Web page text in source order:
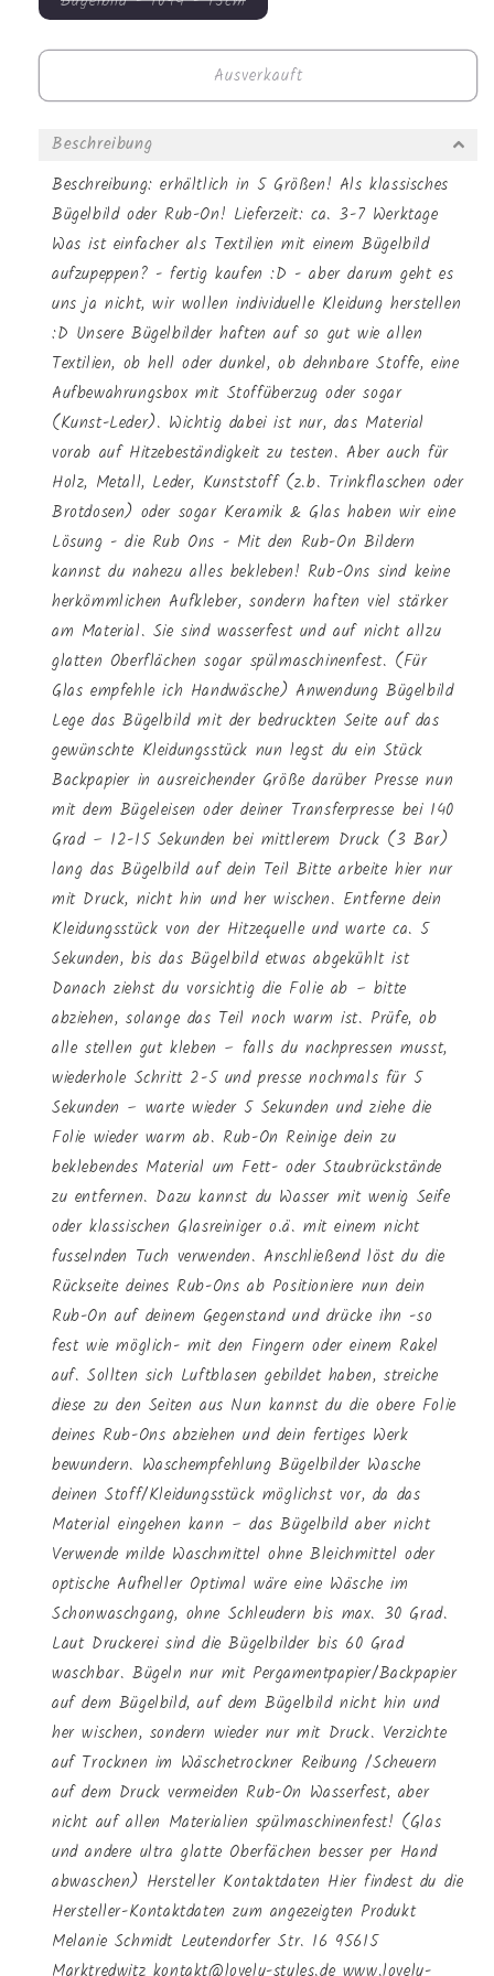
Bügelbild
1203
15cm
Bügelbild
1203
15cm
ausverkauft
nicht
verfügbar
Ausverkauft
Beschreibung
Beschreibung: erhältlich in 5 Größen! Als klassisches
Bügelbild oder Rub-On! Lieferzeit: ca. 3-7 Werktage
Was ist einfacher als Textilien mit einem Bügelbild
aufzupeppen? - fertig kaufen :D - aber darum geht es
uns ja nicht, wir wollen individuelle Kleidung herstellen
:D Unsere Bügelbilder haften auf so gut wie allen
Textilien, ob hell oder dunkel, ob dehnbare Stoffe, eine
Aufbewahrungsbox mit Stoffüberzug oder sogar
(Kunst-Leder). Wichtig dabei ist nur, das Material
vorab auf Hitzebeständigkeit zu testen. Aber auch für
Holz, Metall, Leder, Kunststoff (z.b. Trinkflaschen oder
Brotdosen) oder sogar Keramik & Glas haben wir eine
Lösung - die Rub Ons - Mit den Rub-On Bildern
kannst du nahezu alles bekleben! Rub-Ons sind keine
herkömmlichen Aufkleber, sondern haften viel stärker
am Material. Sie sind wasserfest und auf nicht allzu
glatten Oberflächen sogar spülmaschinenfest. (Für
Glas empfehle ich Handwäsche) Anwendung Bügelbild
Lege das Bügelbild mit der bedruckten Seite auf das
gewünschte Kleidungsstück nun legst du ein Stück
Backpapier in ausreichender Größe darüber Presse nun
mit dem Bügeleisen oder deiner Transferpresse bei 140
Grad – 12-15 Sekunden bei mittlerem Druck (3 Bar)
lang das Bügelbild auf dein Teil Bitte arbeite hier nur
mit Druck, nicht hin und her wischen. Entferne dein
Kleidungsstück von der Hitzequelle und warte ca. 5
Sekunden, bis das Bügelbild etwas abgekühlt ist
Danach ziehst du vorsichtig die Folie ab – bitte
abziehen, solange das Teil noch warm ist. Prüfe, ob
alle stellen gut kleben – falls du nachpressen musst,
wiederhole Schritt 2-5 und presse nochmals für 5
Sekunden – warte wieder 5 Sekunden und ziehe die
Folie wieder warm ab. Rub-On Reinige dein zu
beklebendes Material um Fett- oder Staubrückstände
zu entfernen. Dazu kannst du Wasser mit wenig Seife
oder klassischen Glasreiniger o.ä. mit einem nicht
fusselnden Tuch verwenden. Anschließend löst du die
Rückseite deines Rub-Ons ab Positioniere nun dein
Rub-On auf deinem Gegenstand und drücke ihn -so
fest wie möglich- mit den Fingern oder einem Rakel
auf. Sollten sich Luftblasen gebildet haben, streiche
diese zu den Seiten aus Nun kannst du die obere Folie
deines Rub-Ons abziehen und dein fertiges Werk
bewundern. Waschempfehlung Bügelbilder Wasche
deinen Stoff/Kleidungsstück möglichst vor, da das
Material eingehen kann – das Bügelbild aber nicht
Verwende milde Waschmittel ohne Bleichmittel oder
optische Aufheller Optimal wäre eine Wäsche im
Schonwaschgang, ohne Schleudern bis max. 30 Grad.
Laut Druckerei sind die Bügelbilder bis 60 Grad
waschbar. Bügeln nur mit Pergamentpapier/Backpapier
auf dem Bügelbild, auf dem Bügelbild nicht hin und
her wischen, sondern wieder nur mit Druck. Verzichte
auf Trocknen im Wäschetrockner Reibung /Scheuern
auf dem Druck vermeiden Rub-On Wasserfest, aber
nicht auf allen Materialien spülmaschinenfest! (Glas
und andere ultra glatte Oberfächen besser per Hand
abwaschen) Hersteller Kontaktdaten Hier findest du die
Hersteller-Kontaktdaten zum angezeigten Produkt
Melanie Schmidt Leutendorfer Str. 16 95615